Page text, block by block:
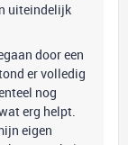
uiteindelijk
door een
er volledig
nog
erg helpt.
eigen